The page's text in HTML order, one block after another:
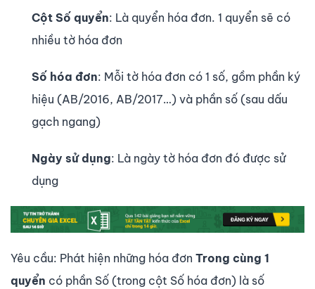
Cột Số quyển: Là quyển hóa đơn. 1 quyển sẽ có
nhiều tờ hóa đơn
Số hóa đơn: Mỗi tờ hóa đơn có 1 số, gồm phần ký
hiệu (AB/2016, AB/2017…) và phần số (sau dấu
gạch ngang)
Ngày sử dụng: Là ngày tờ hóa đơn đó được sử
dụng
Yêu cầu: Phát hiện những hóa đơn Trong cùng 1
quyển có phần Số (trong cột Số hóa đơn) là số